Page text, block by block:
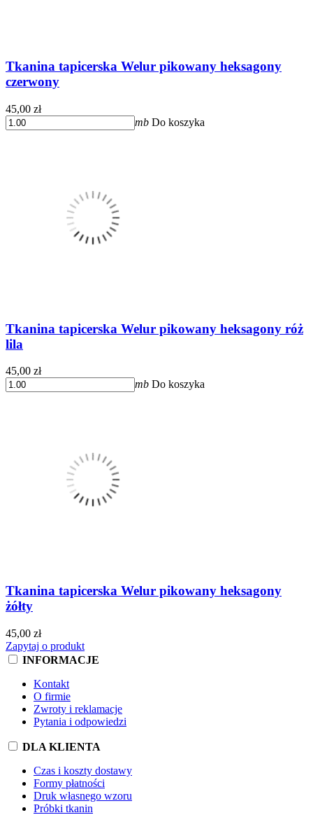
Tkanina tapicerska Welur pikowany heksagony
czerwony
45,00 zł
mb Do koszyka
Tkanina tapicerska Welur pikowany heksagony róż
lila
45,00 zł
mb Do koszyka
Tkanina tapicerska Welur pikowany heksagony
żółty
45,00 zł
Zapytaj o produkt
INFORMACJE
Kontakt
O firmie
Zwroty i reklamacje
Pytania i odpowiedzi
DLA KLIENTA
Czas i koszty dostawy
Formy płatności
Druk własnego wzoru
Próbki tkanin